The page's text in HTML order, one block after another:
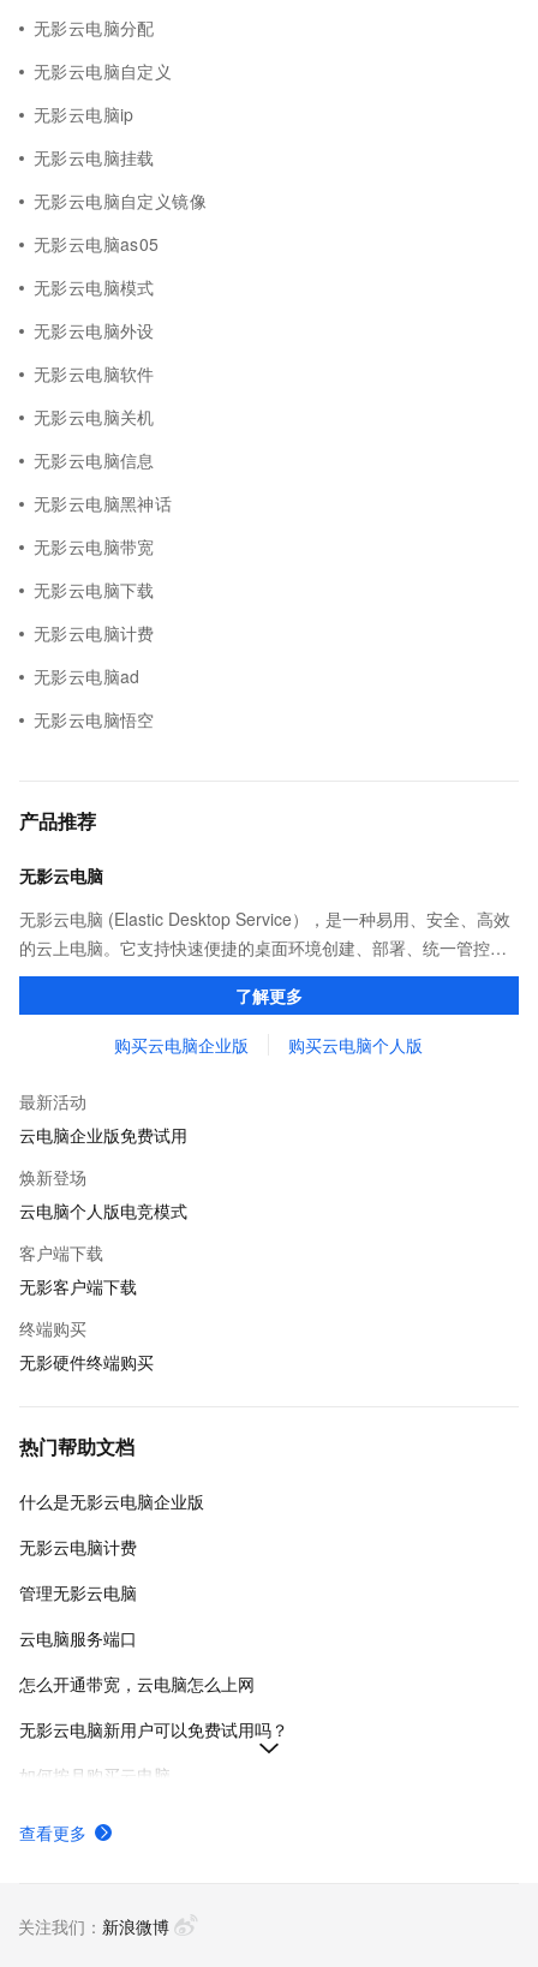
无影云电脑分配
无影云电脑自定义
无影云电脑ip
无影云电脑挂载
无影云电脑自定义镜像
无影云电脑as05
无影云电脑模式
无影云电脑外设
无影云电脑软件
无影云电脑关机
无影云电脑信息
无影云电脑黑神话
无影云电脑带宽
无影云电脑下载
无影云电脑计费
无影云电脑ad
无影云电脑悟空
产品推荐
无影云电脑
无影云电脑 (Elastic Desktop Service），是一种易用、安全、高效
的云上电脑。它支持快速便捷的桌面环境创建、部署、统一管控与
运维。无需前期传统硬件投资，帮您快速构建安全、高性能、低成
了解更多
购买云电脑企业版 购买云电脑个人版
最新活动
云电脑企业版免费试用
焕新登场
云电脑个人版电竞模式
客户端下载
无影客户端下载
终端购买
无影硬件终端购买
热门帮助文档
什么是无影云电脑企业版
无影云电脑计费
管理无影云电脑
云电脑服务端口
怎么开通带宽，云电脑怎么上网
无影云电脑新用户可以免费试用吗？
如何按月购买云电脑
云电脑规格
管理员管理云电脑常见问题
查看更多
关注我们： 新浪微博